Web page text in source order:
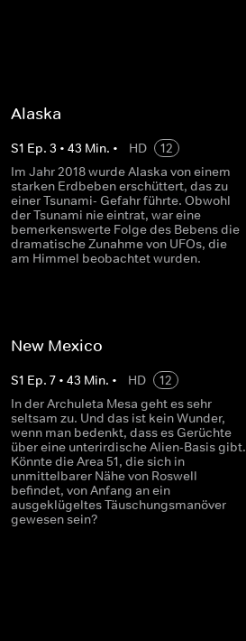
Alaska
S1 Ep. 3 • 43 Min. • HD
12
Im Jahr 2018 wurde Alaska von einem
starken Erdbeben erschüttert, das zu
einer Tsunami- Gefahr führte. Obwohl
der Tsunami nie eintrat, war eine
bemerkenswerte Folge des Bebens die
dramatische Zunahme von UFOs, die
am Himmel beobachtet wurden.
New Mexico
S1 Ep. 7• 43 Min. • HD
12
In der Archuleta Mesa geht es sehr
seltsam zu. Und das ist kein Wunder,
wenn man bedenkt, dass es Gerüchte
über eine unterirdische Alien-Basis gibt.
Könnte die Area 51, die sich in
unmittelbarer Nähe von Roswell
befindet, von Anfang an ein
ausgeklügeltes Täuschungsmanöver
gewesen sein?